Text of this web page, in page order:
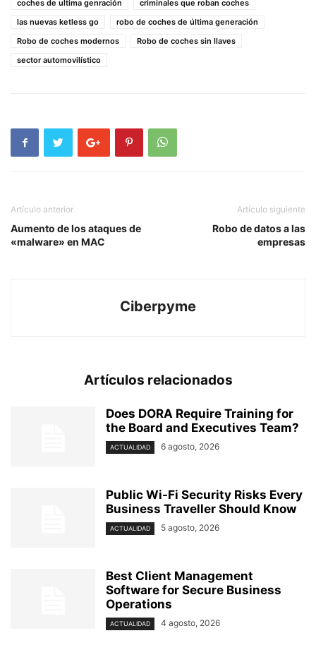
coches de ultima genración
criminales que roban coches
las nuevas ketless go
robo de coches de última generación
Robo de coches modernos
Robo de coches sin llaves
sector automovilístico
Artículo anterior
Aumento de los ataques de
«malware» en MAC
Artículo siguiente
Robo de datos a las
empresas
Ciberpyme
Artículos relacionados
Does DORA Require Training for
the Board and Executives Team?
ACTUALIDAD 6 agosto, 2026
Public Wi-Fi Security Risks Every
Business Traveller Should Know
ACTUALIDAD 5 agosto, 2026
Best Client Management
Software for Secure Business
Operations
ACTUALIDAD 4 agosto, 2026